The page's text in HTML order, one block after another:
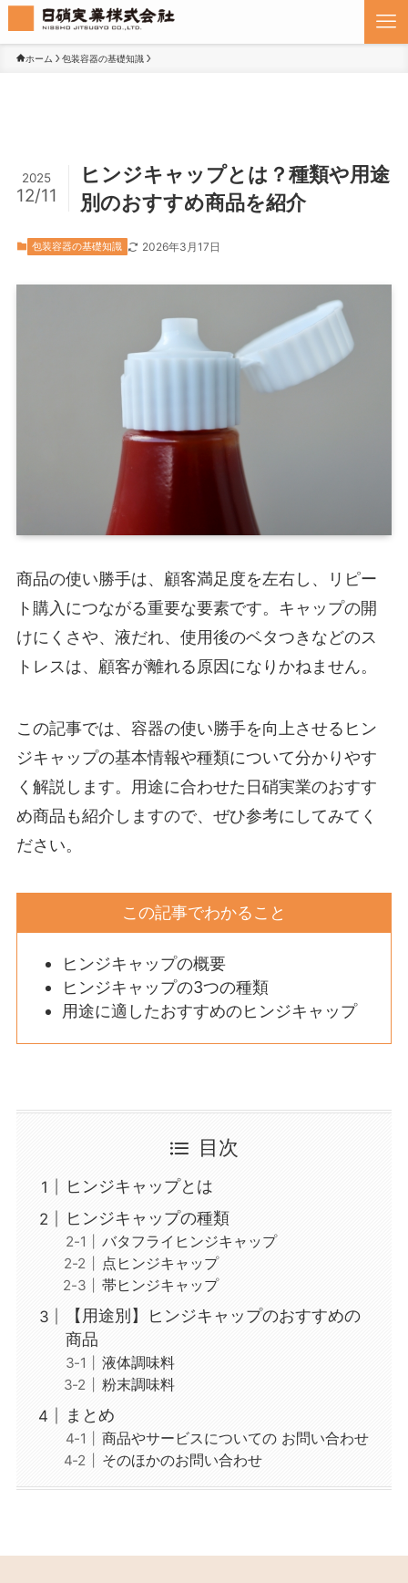
ホーム 包装容器の基礎知識
ヒンジキャップとは？種類や用途
別のおすすめ商品を紹介
2025
12/11
包装容器の基礎知識 2026年3月17日
商品の使い勝手は、顧客満足度を左右し、リピー
ト購入につながる重要な要素です。キャップの開
けにくさや、液だれ、使用後のベタつきなどのス
トレスは、顧客が離れる原因になりかねません。
この記事では、容器の使い勝手を向上させるヒン
ジキャップの基本情報や種類について分かりやす
く解説します。用途に合わせた日硝実業のおすす
め商品も紹介しますので、ぜひ参考にしてみてく
ださい。
この記事でわかること
ヒンジキャップの概要
ヒンジキャップの3つの種類
用途に適したおすすめのヒンジキャップ
目次
ヒンジキャップとは
ヒンジキャップの種類
バタフライヒンジキャップ
点ヒンジキャップ
帯ヒンジキャップ
【用途別】ヒンジキャップのおすすめの
商品
液体調味料
粉末調味料
まとめ
商品やサービスについての お問い合わせ
そのほかのお問い合わせ